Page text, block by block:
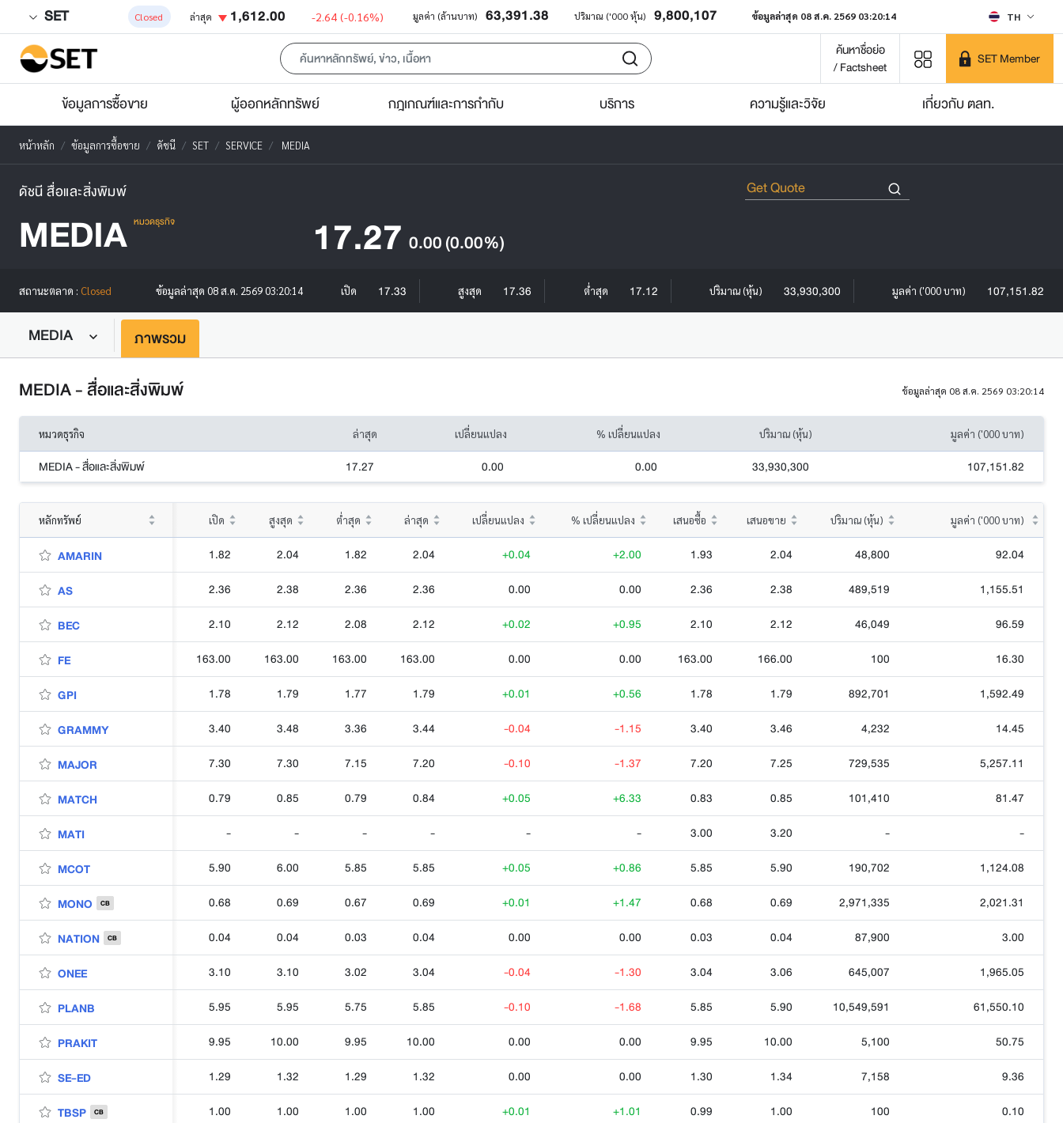
SET Closed ล่าสุด 1,612.00 -2.64 (-0.16%) มูลค่า (ล้านบาท) 63,391.38 ปริมาณ ('000 หุ้น) 9,800,107 ข้อมูลล่าสุด 08 ส.ค. 2569 03:20:14 TH
ค้นหาชื่อย่อ
/ Factsheet
SET Member
ข้อมูลการซื้อขาย ผู้ออกหลักทรัพย์ กฎเกณฑ์และการกำกับ บริการ ความรู้และวิจัย เกี่ยวกับ ตลท.
หน้าหลัก ข้อมูลการซื้อขาย ดัชนี SET SERVICE MEDIA
ดัชนี สื่อและสิ่งพิมพ์
MEDIA หมวดธุรกิจ 17.27 0.00(0.00%)
สถานะตลาด : Closed ข้อมูลล่าสุด08 ส.ค. 2569 03:20:14 เปิด 17.33 สูงสุด 17.36 ต่ำสุด 17.12 ปริมาณ (หุ้น) 33,930,300 มูลค่า ('000 บาท) 107,151.82
MEDIA ภาพรวม
MEDIA - สื่อและสิ่งพิมพ์ ข้อมูลล่าสุด 08 ส.ค. 2569 03:20:14
หมวดธุรกิจ ล่าสุด เปลี่ยนแปลง % เปลี่ยนแปลง ปริมาณ (หุ้น) มูลค่า ('000 บาท)
MEDIA - สื่อและสิ่งพิมพ์ 17.27 0.00 0.00 33,930,300 107,151.82
หลักทรัพย์ เปิด สูงสุด ต่ำสุด ล่าสุด เปลี่ยนแปลง % เปลี่ยนแปลง เสนอซื้อ เสนอขาย ปริมาณ (หุ้น) มูลค่า ('000 บาท)
AMARIN 1.82 2.04 1.82 2.04 +0.04 +2.00 1.93 2.04 48,800
92.04
AS
2.36 2.38 2.36 2.36 0.00 0.00 2.36 2.38 489,519
1,155.51
BEC
2.10 2.12 2.08 2.12 +0.02 +0.95 2.10 2.12 46,049
96.59
FE
163.00 163.00 163.00 163.00 0.00 0.00 163.00 166.00 100
16.30
GPI
1.78 1.79 1.77 1.79 +0.01 +0.56 1.78 1.79 892,701
1,592.49
GRAMMY
3.40 3.48 3.36 3.44 -0.04 -1.15 3.40 3.46 4,232
14.45
MAJOR
7.30 7.30 7.15 7.20 -0.10 -1.37 7.20 7.25 729,535
5,257.11
MATCH
0.79 0.85 0.79 0.84 +0.05 +6.33 0.83 0.85 101,410
81.47
MATI
- - - - - - 3.00 3.20 -
-
MCOT
5.90 6.00 5.85 5.85 +0.05 +0.86 5.85 5.90 190,702
1,124.08
MONO
CB 0.68 0.69 0.67 0.69 +0.01 +1.47 0.68 0.69 2,971,335
2,021.31
NATION
CB 0.04 0.04 0.03 0.04 0.00 0.00 0.03 0.04 87,900
3.00
ONEE
3.10 3.10 3.02 3.04 -0.04 -1.30 3.04 3.06 645,007
1,965.05
PLANB
5.95 5.95 5.75 5.85 -0.10 -1.68 5.85 5.90 10,549,591
61,550.10
PRAKIT
9.95 10.00 9.95 10.00 0.00 0.00 9.95 10.00 5,100
50.75
SE-ED
1.29 1.32 1.29 1.32 0.00 0.00 1.30 1.34 7,158
9.36
TBSP
CB 1.00 1.00 1.00 1.00 +0.01 +1.01 0.99 1.00 100
0.10